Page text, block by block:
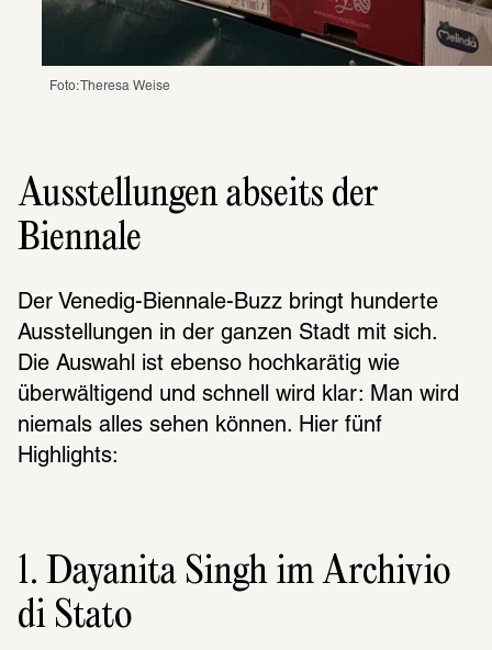
Foto: Theresa Weise
Ausstellungen abseits der
Biennale
Der Venedig-Biennale-Buzz bringt hunderte
Ausstellungen in der ganzen Stadt mit sich.
Die Auswahl ist ebenso hochkarätig wie
überwältigend und schnell wird klar: Man wird
niemals alles sehen können. Hier fünf
Highlights:
1. Dayanita Singh im Archivio
di Stato